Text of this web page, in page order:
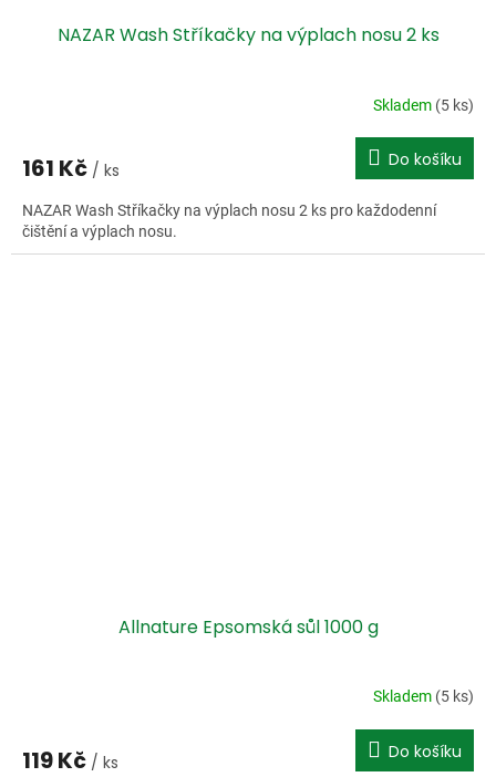
NAZAR Wash Stříkačky na výplach nosu 2 ks
Skladem (5 ks)
161 Kč / ks Do košíku
NAZAR Wash Stříkačky na výplach nosu 2 ks pro každodenní
čištění a výplach nosu.
Allnature Epsomská sůl 1000 g
Skladem (5 ks)
119 Kč / ks Do košíku